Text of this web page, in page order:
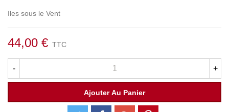
Iles sous le Vent
44,00 € TTC
- +
Ajouter Au Panier